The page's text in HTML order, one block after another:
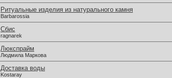
Ритуальные изделия из натурального камня
Barbarossia
Сбис
ragnarek
Люкспрайм
Людмила Маркова
Доставка воды
Kostaray